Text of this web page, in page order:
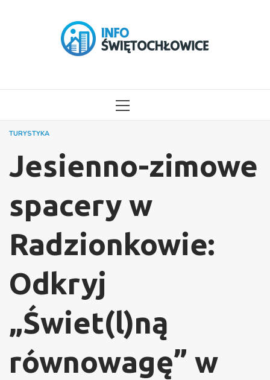
MENU
TURYSTYKA
Jesienno-zimowe
spacery w
Radzionkowie:
Odkryj
„Świet(l)ną
równowagę” w